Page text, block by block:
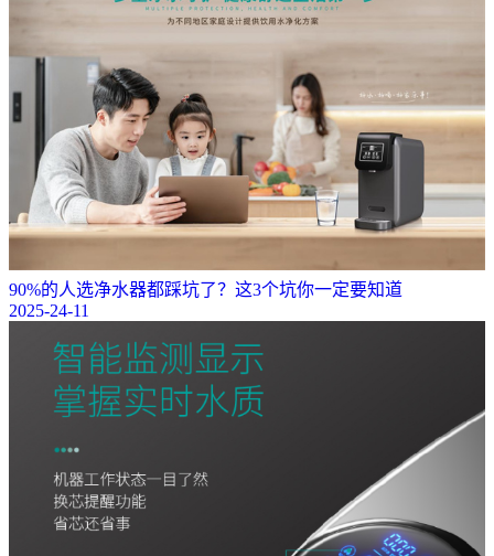
90%的人选净水器都踩坑了？这3个坑你一定要知道
2025-24-11